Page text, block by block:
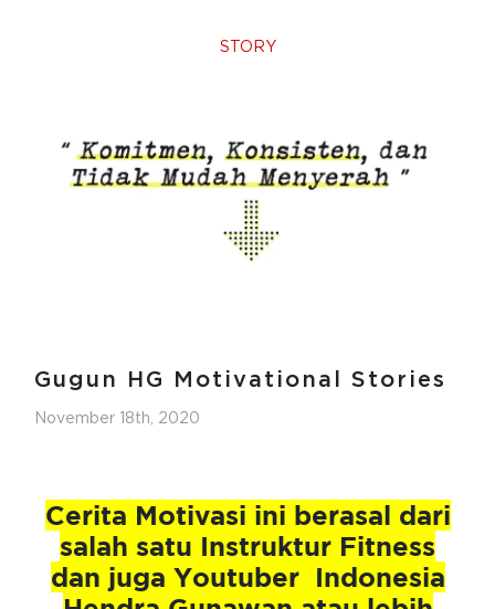
STORY
Gugun HG Motivational Stories
November 18th, 2020
Cerita Motivasi ini berasal dari
salah satu Instruktur Fitness
dan juga Youtuber Indonesia